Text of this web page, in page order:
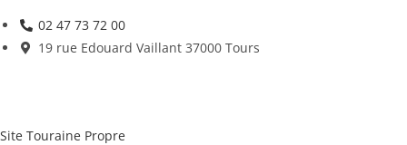
Skip
to
02 47 73 72 00
19 rue Edouard Vaillant 37000 Tours
Site Touraine Propre